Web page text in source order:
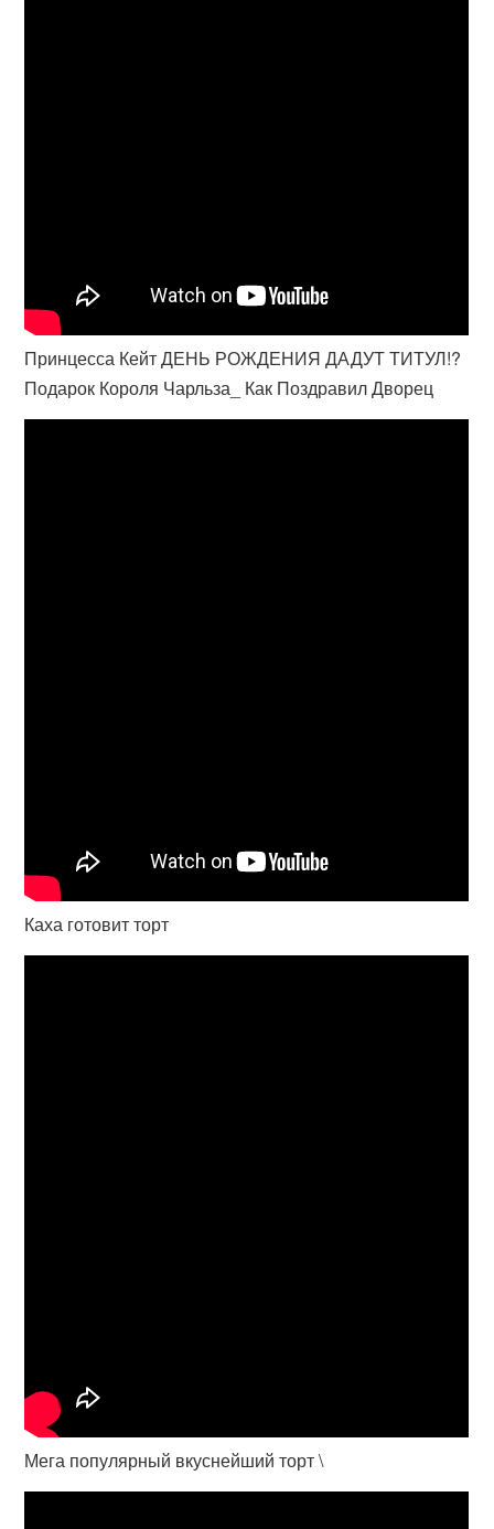
Принцесса Кейт ДЕНЬ РОЖДЕНИЯ ДАДУТ ТИТУЛ!?
Подарок Короля Чарльза_ Как Поздравил Дворец
Каха готовит торт
Мега популярный вкуснейший торт \